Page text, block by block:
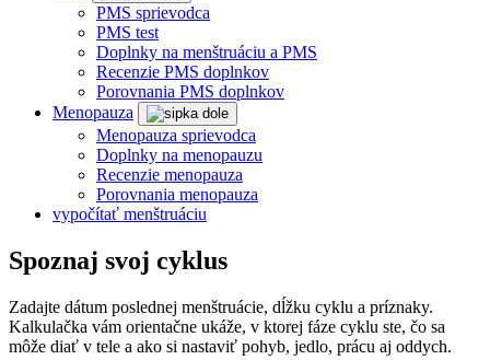
PMS sprievodca
PMS test
Doplnky na menštruáciu a PMS
Recenzie PMS doplnkov
Porovnania PMS doplnkov
Menopauza
Menopauza sprievodca
Doplnky na menopauzu
Recenzie menopauza
Porovnania menopauza
vypočítať menštruáciu
Spoznaj svoj cyklus
Zadajte dátum poslednej menštruácie, dĺžku cyklu a príznaky.
Kalkulačka vám orientačne ukáže, v ktorej fáze cyklu ste, čo sa
môže diať v tele a ako si nastaviť pohyb, jedlo, prácu aj oddych.